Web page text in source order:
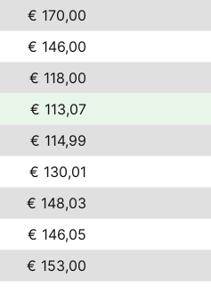
€ 170,00
€ 146,00
€ 118,00
€ 113,07
€ 114,99
€ 130,01
€ 148,03
€ 146,05
€ 153,00